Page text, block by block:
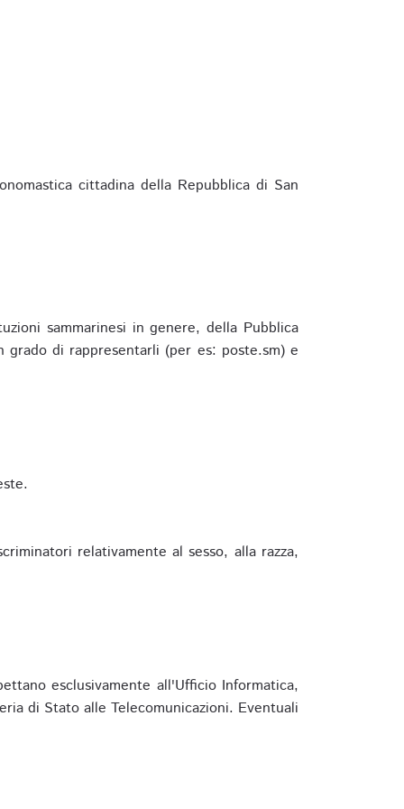
cittadina della Repubblica di San
sammarinesi in genere, della Pubblica
di rappresentarli (per es: poste.sm) e
relativamente al sesso, alla razza,
esclusivamente all'Ufficio Informatica,
di Stato alle Telecomunicazioni. Eventuali